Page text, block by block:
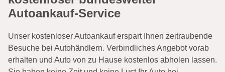
Autoankauf-Service
Unser kostenloser Autoankauf erspart Ihnen zeitraubende
Besuche bei Autohändlern. Verbindliches Angebot vorab
erhalten und Auto von zu Hause kostenlos abholen lassen.